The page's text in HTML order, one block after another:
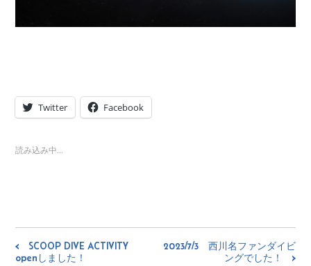
Twitter Facebook
読み込み中…
< SCOOP DIVE ACTIVITY
openしました！
2023/7/3 西川名ファンダイビ
ングでした！ >